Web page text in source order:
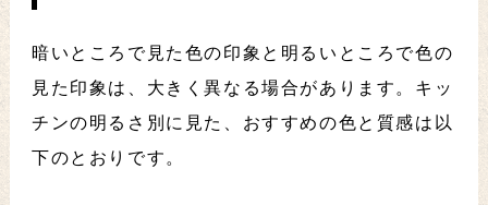
暗いところで見た色の印象と明るいところで色の
見た印象は、大きく異なる場合があります。キッ
チンの明るさ別に見た、おすすめの色と質感は以
下のとおりです。